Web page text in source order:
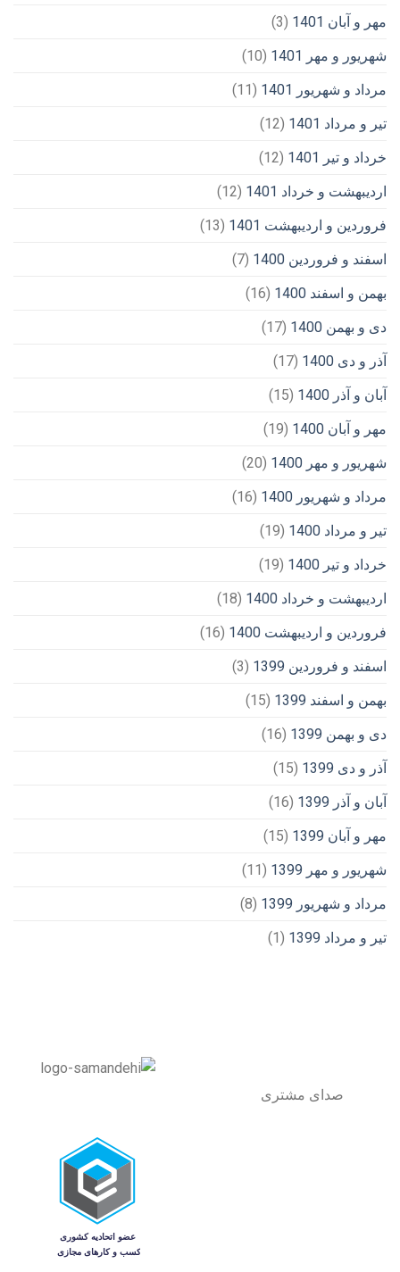
مهر و آبان 1401
(3)
شهریور و مهر 1401
(10)
مرداد و شهریور 1401
(11)
تیر و مرداد 1401
(12)
خرداد و تیر 1401
(12)
اردیبهشت و خرداد 1401
(12)
فروردین و اردیبهشت 1401
(13)
اسفند و فروردین 1400
(7)
بهمن و اسفند 1400
(16)
دی و بهمن 1400
(17)
آذر و دی 1400
(17)
آبان و آذر 1400
(15)
مهر و آبان 1400
(19)
شهریور و مهر 1400
(20)
مرداد و شهریور 1400
(16)
تیر و مرداد 1400
(19)
خرداد و تیر 1400
(19)
اردیبهشت و خرداد 1400
(18)
فروردین و اردیبهشت 1400
(16)
اسفند و فروردین 1399
(3)
بهمن و اسفند 1399
(15)
دی و بهمن 1399
(16)
آذر و دی 1399
(15)
آبان و آذر 1399
(16)
مهر و آبان 1399
(15)
شهریور و مهر 1399
(11)
مرداد و شهریور 1399
(8)
تیر و مرداد 1399
(1)
صدای مشتری